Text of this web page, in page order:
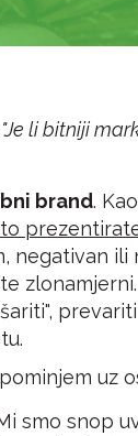
"Je li bitniji
brand.
uz
smo snop